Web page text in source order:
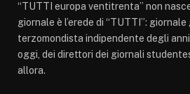
“TUTTI europa ventitrenta” non
giornale è l’erede di “TUTTI”:
terzomondista indipendente degli anni
oggi, dei direttori dei giornali
allora.